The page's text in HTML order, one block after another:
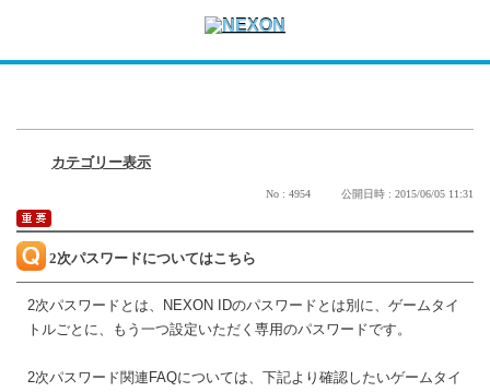
カテゴリー表示
No : 4954 公開日時 : 2015/06/05 11:31
2次パスワードについてはこちら
2次パスワードとは、NEXON IDのパスワードとは別に、ゲームタイ
トルごとに、もう一つ設定いただく専用のパスワードです。
2次パスワード関連FAQについては、下記より確認したいゲームタイ